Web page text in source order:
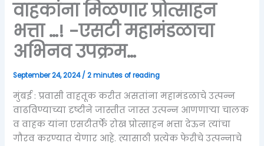
वाहकांना मिळणार प्रोत्साहन
भत्ता …! -एसटी महामंडळाचा
अभिनव उपक्रम…
September 24, 2024/2 minutes of reading
मुंबई : प्रवासी वाहतूक करीत असतांना महामंडळाचे उत्पन्न
वाढविण्याच्या दृष्टीने जास्तीत जास्त उत्पन्न आणणाऱ्या चालक
व वाहक यांना एसटीतर्फे रोख प्रोत्साहन भत्ता देऊन त्यांचा
गौरव करण्यात येणार आहे. त्यासाठी प्रत्येक फेरीचे उत्पन्नाचे